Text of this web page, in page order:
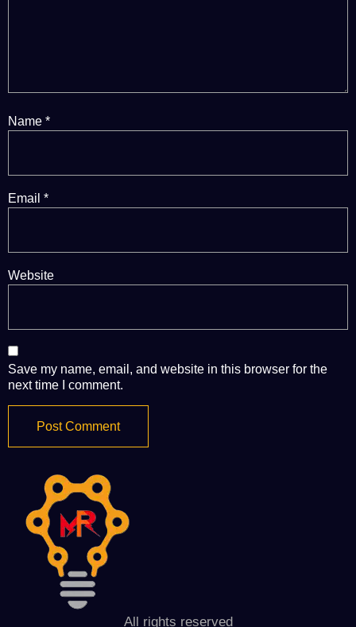
Name *
Email *
Website
Save my name, email, and website in this browser for the
next time I comment.
All rights reserved